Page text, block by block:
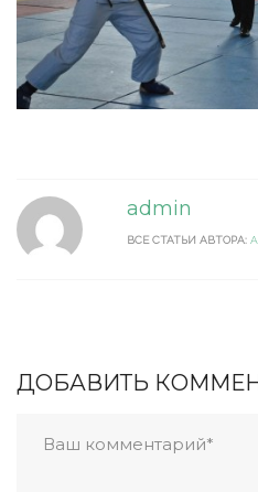
admin
ВСЕ СТАТЬИ АВТОРА:
ДОБАВИТЬ